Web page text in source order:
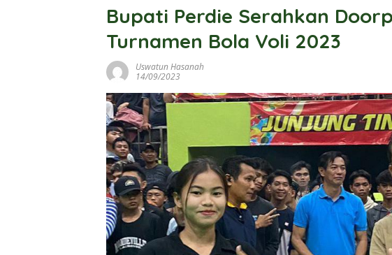
Bupati Perdie Serahkan
Turnamen Bola Voli 2023
Uswatun Hasanah
14/09/2023